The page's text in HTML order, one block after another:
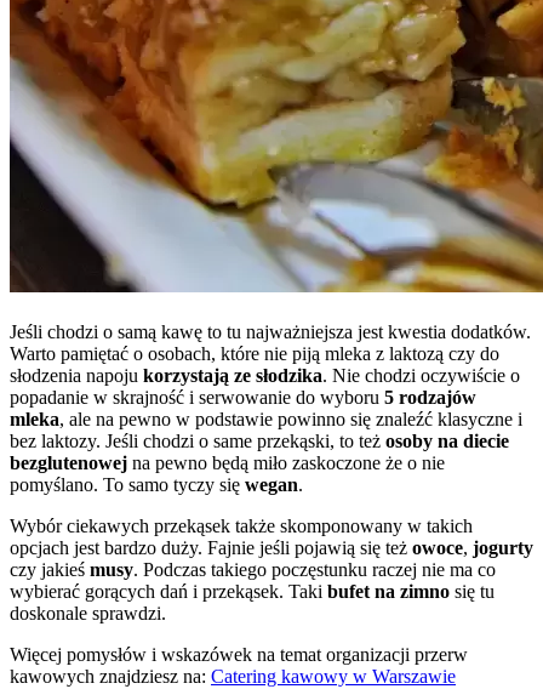
Jeśli chodzi o samą kawę to tu najważniejsza jest kwestia dodatków.
Warto pamiętać o osobach, które nie piją mleka z laktozą czy do
słodzenia napoju korzystają ze słodzika. Nie chodzi oczywiście o
popadanie w skrajność i serwowanie do wyboru 5 rodzajów
mleka, ale na pewno w podstawie powinno się znaleźć klasyczne i
bez laktozy. Jeśli chodzi o same przekąski, to też osoby na diecie
bezglutenowej na pewno będą miło zaskoczone że o nie
pomyślano. To samo tyczy się wegan.
Wybór ciekawych przekąsek także skomponowany w takich
opcjach jest bardzo duży. Fajnie jeśli pojawią się też owoce, jogurty
czy jakieś musy. Podczas takiego poczęstunku raczej nie ma co
wybierać gorących dań i przekąsek. Taki bufet na zimno się tu
doskonale sprawdzi.
Więcej pomysłów i wskazówek na temat organizacji przerw
kawowych znajdziesz na: Catering kawowy w Warszawie